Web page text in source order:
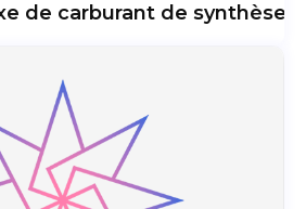
de carburant de synthèse